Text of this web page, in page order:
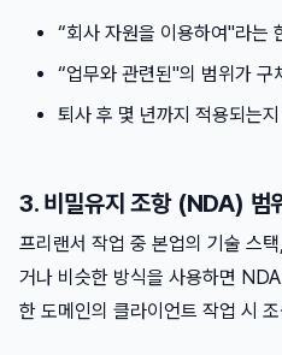
“회사 자원을 이용하여"라는
“업무와 관련된"의 범위가 구
퇴사 후 몇 년까지 적용되는
3. 비밀유지 조항 (NDA) 범
프리랜서 작업 중 본업의 기술 스
거나 비슷한 방식을 사용하면
한 도메인의 클라이언트 작업 시